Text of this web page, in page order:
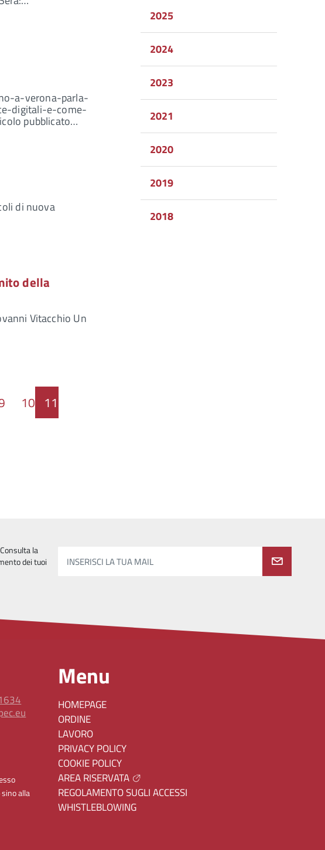
a-verona-parla-
digitali-e-come-
pubblicato…
di nuova
della
Vitacchio Un
2025
2024
2023
2021
2020
2019
2018
10 11
la
dei tuoi
INSERISCI LA TUA MAIL
alla
Menu
HOMEPAGE
ORDINE
LAVORO
PRIVACY POLICY
COOKIE POLICY
AREA RISERVATA
REGOLAMENTO SUGLI ACCESSI
WHISTLEBLOWING